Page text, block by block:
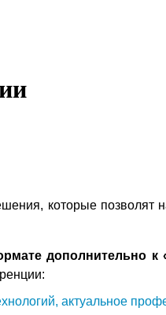
которые
дополнительно
актуальное